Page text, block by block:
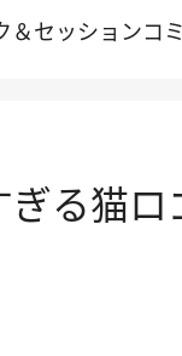
＆セッションコ
る猫